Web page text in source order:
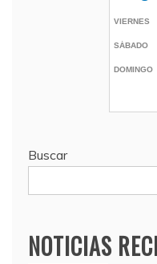
Buscar
NOTICIAS